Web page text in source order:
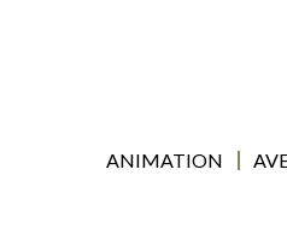
ANIMATION